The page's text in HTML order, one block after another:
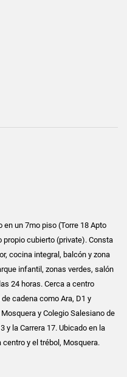
en un 7mo piso (Torre 18 Apto
cubierto (private). Consta
cocina integral, balcón y zona
infantil, zonas verdes, salón
24 horas. Cerca a centro
cadena como Ara, D1 y
y Colegio Salesiano de
y la Carrera 17. Ubicado en la
y el trébol, Mosquera.